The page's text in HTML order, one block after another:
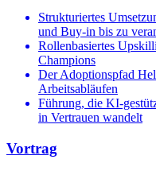
Strukturiertes
und Buy-in bis zu
Rollenbasiertes
Champions
Der Adoptionspfad
Arbeitsabläufen
Führung, die KI-
in Vertrauen wandelt
Vortrag